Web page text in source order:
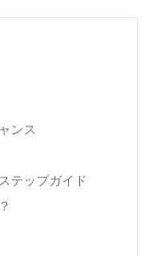
ンス
テップガイド